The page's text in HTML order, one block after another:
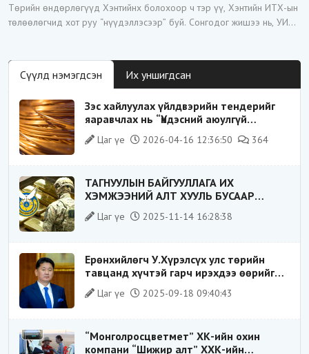
Төрийн өндөрлөгүүд Хэнтийнх болохоор ч тэр үү, Хэнтийн ИТХ-ын
төлөөлөгчид хот руу “нүүдэллэсээр” буй. Сонгодог жишээ нь, УИХ-
Сүүлд нэмэгдсэн Их уншигдсан
Зэс хайлуулах үйлдвэрийн тендерийг
яаравчлах нь “Үндэсний аюулгүй
байдал“-д эрсдэлтэй юу?
Цаг үе 2026-04-16 12:36:50 364
ТАГНУУЛЫН БАЙГУУЛЛАГА ИХ
ХЭМЖЭЭНИЙ АЛТ ХУУЛЬ БУСААР
ХИЛЭЭР ГАРГАХ ГЭЖ БАЙСАН ҮЙЛДЛИЙГ
ТАСЛАН ЗОГСООЛОО
Цаг үе 2025-11-14 16:28:38
Ерөнхийлөгч У.Хүрэлсүх улс төрийн
тавцанд хүчтэй гарч ирэхдээ өөрийгөө
шударга ёсны төлөө тэмцэгч, “хуучин
тогтолцооны хонгилыг нураагч” гэсэн
Цаг үе 2025-09-18 09:40:43
“Монголросцветмет” ХК-ийн охин
компани “Шижир алт” ХХК-ийн